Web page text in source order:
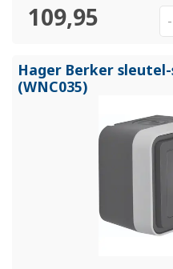
109,95 -
Hager Berker
(WNC035)